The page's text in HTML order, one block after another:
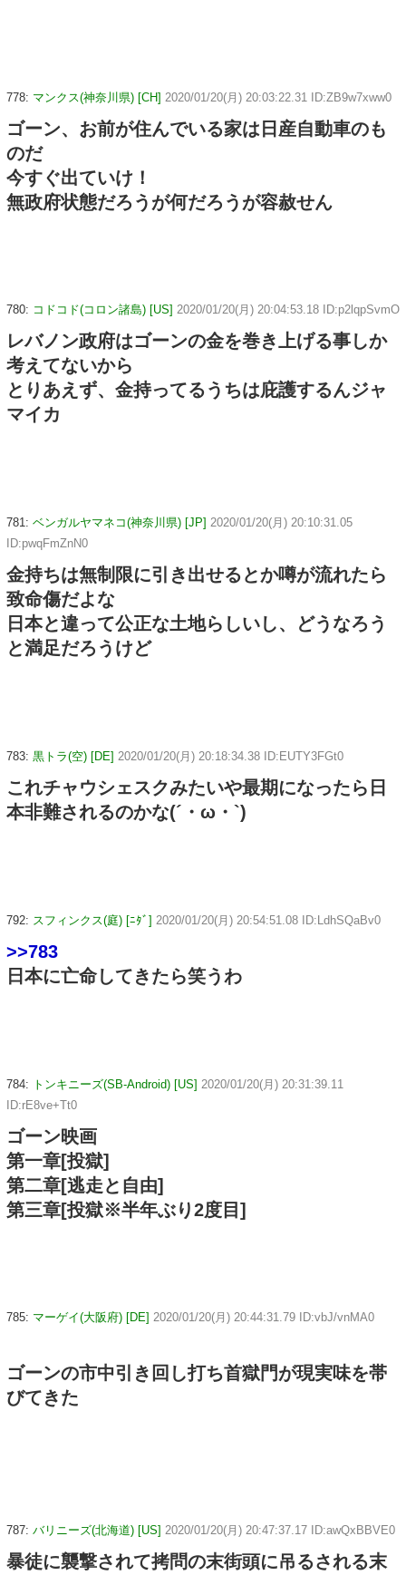
778: マンクス(神奈川県) [CH] 2020/01/20(月) 20:03:22.31 ID:ZB9w7xww0
ゴーン、お前が住んでいる家は日産自動車のも
のだ
今すぐ出ていけ！
無政府状態だろうが何だろうが容赦せん
780: コドコド(コロン諸島) [US] 2020/01/20(月) 20:04:53.18 ID:p2lqpSvmO
レバノン政府はゴーンの金を巻き上げる事しか
考えてないから
とりあえず、金持ってるうちは庇護するんジャ
マイカ
781: ベンガルヤマネコ(神奈川県) [JP] 2020/01/20(月) 20:10:31.05
ID:pwqFmZnN0
金持ちは無制限に引き出せるとか噂が流れたら
致命傷だよな
日本と違って公正な土地らしいし、どうなろう
と満足だろうけど
783: 黒トラ(空) [DE] 2020/01/20(月) 20:18:34.38 ID:EUTY3FGt0
これチャウシェスクみたいや最期になったら日
本非難されるのかな(´・ω・`)
792: スフィンクス(庭) [ﾆﾀﾞ] 2020/01/20(月) 20:54:51.08 ID:LdhSQaBv0
>>783
日本に亡命してきたら笑うわ
784: トンキニーズ(SB-Android) [US] 2020/01/20(月) 20:31:39.11
ID:rE8ve+Tt0
ゴーン映画
第一章[投獄]
第二章[逃走と自由]
第三章[投獄※半年ぶり2度目]
785: マーゲイ(大阪府) [DE] 2020/01/20(月) 20:44:31.79 ID:vbJ/vnMA0
ゴーンの市中引き回し打ち首獄門が現実味を帯
びてきた
787: バリニーズ(北海道) [US] 2020/01/20(月) 20:47:37.17 ID:awQxBBVE0
暴徒に襲撃されて拷問の末街頭に吊るされる末